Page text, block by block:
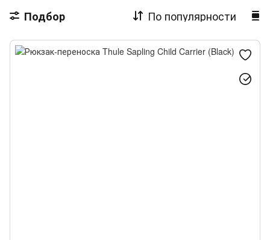
Аксессуары для рюкзаков
Подбор По популярности